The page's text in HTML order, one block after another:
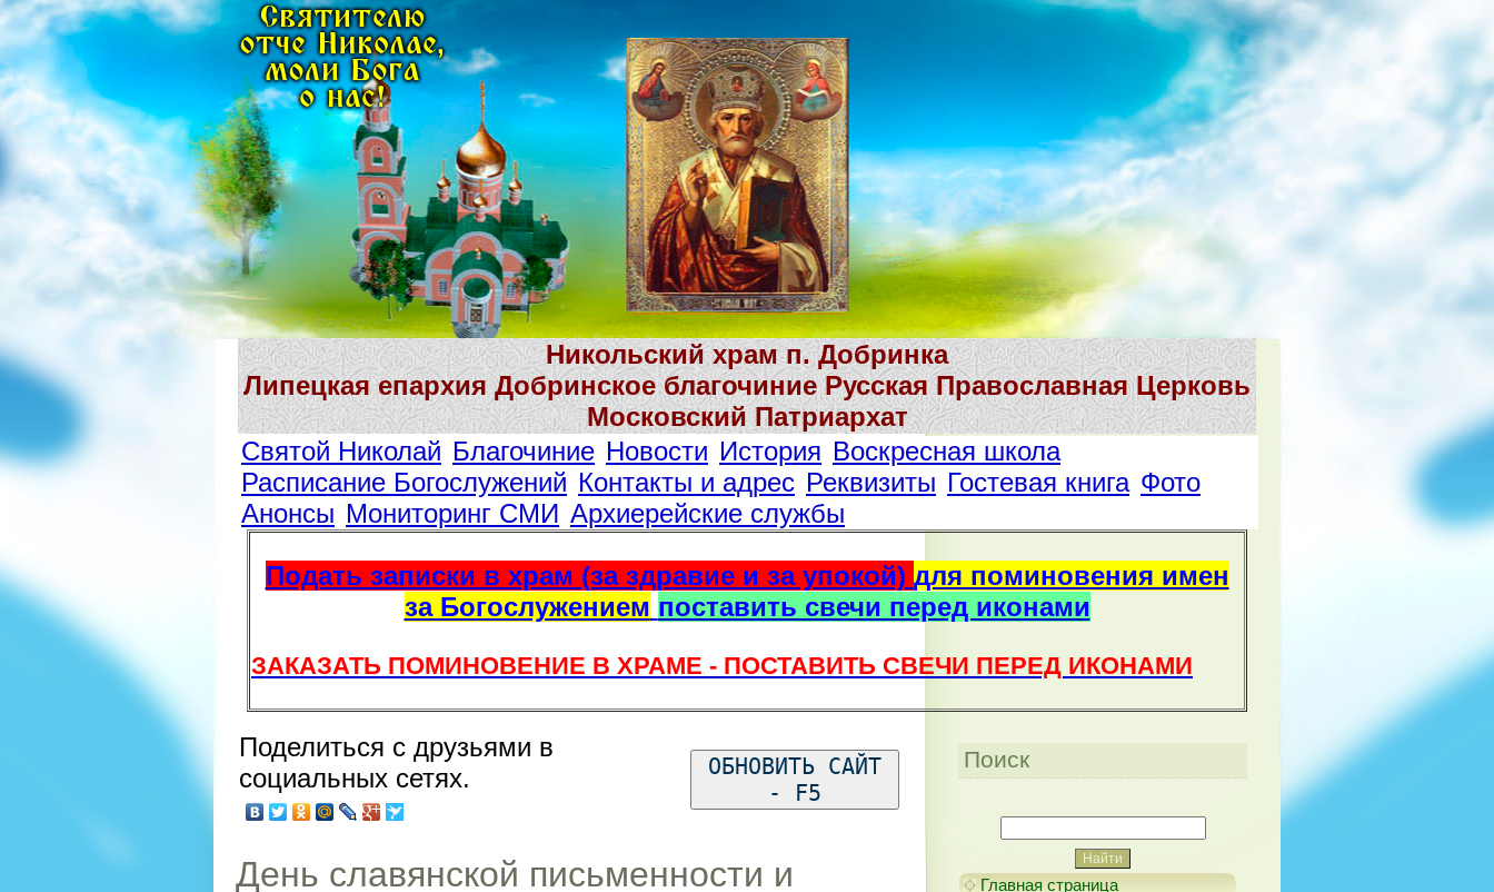
Никольский храм п. Добринка
Липецкая епархия Добринское благочиние Русская Православная Церковь
Московский Патриархат
Святой Николай Благочиние Новости История Воскресная школа
Расписание Богослужений Контакты и адрес Реквизиты Гостевая книга Фото
Анонсы Мониторинг СМИ Архиерейские службы
Подать записки в храм (за здравие и за упокой) для поминовения имен
за Богослужением поставить свечи перед иконами
ЗАКАЗАТЬ ПОМИНОВЕНИЕ В ХРАМЕ - ПОСТАВИТЬ СВЕЧИ ПЕРЕД ИКОНАМИ
Поделиться с друзьями в
социальных сетях.
ОБНОВИТЬ САЙТ
- F5
День славянской письменности и
Поиск
Главная страница